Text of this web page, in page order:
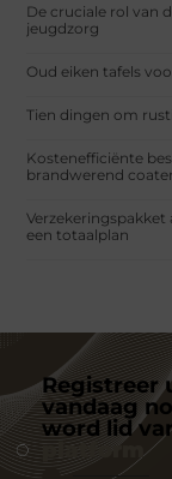
De cruciale rol van
jeugdzorg
Oud eiken tafels
Tien dingen om
Kostenefficiënte
brandwerend
Verzekeringspakket
een totaalplan
Registreer
vandaag
word lid
platform